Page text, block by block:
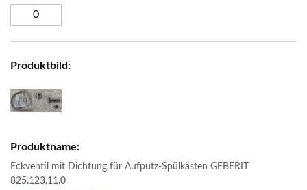
Eckventil mit Dichtung für Aufputz-Spülkästen GEBERIT
825.123.11.0